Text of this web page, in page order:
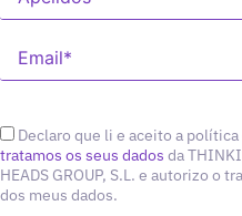
Declaro que li e aceito a política
tratamos os seus dados da
HEADS GROUP, S.L. e autorizo o
dos meus dados.